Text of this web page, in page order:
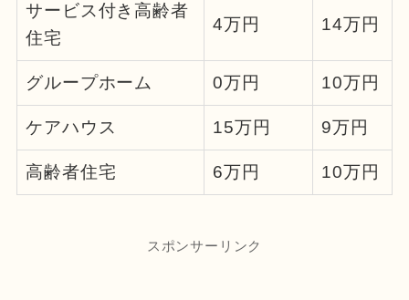
サービス付き高齢者
住宅
4万円 14万円
グループホーム 0万円 10万円
ケアハウス 15万円 9万円
高齢者住宅 6万円 10万円
スポンサーリンク